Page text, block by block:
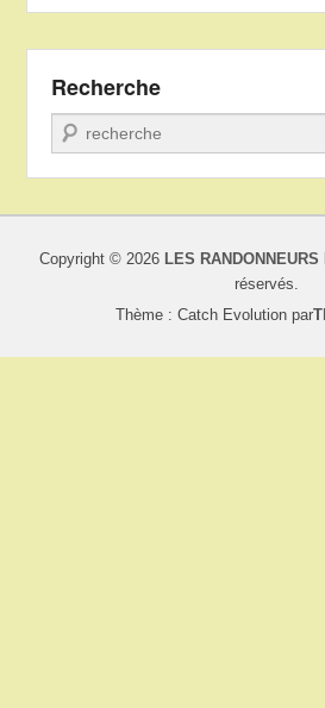
Recherche
Recherche
Copyright © 2026 LES RANDONNEURS
réservés.
Thème : Catch Evolution par